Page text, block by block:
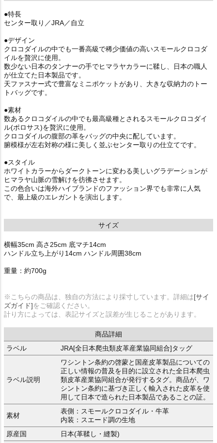
●特長
センター取り／JRA／自立
●デザイン
クロコダイルの中でも一番高級で稀少価値の高いスモールクロコダ
イルを贅沢に使用。
数少ない日本のタンナーの手でヒマラヤカラーに鞣し、日本の職人
が仕立てた日本製品です。
天ファスナー式で豊富なミニポケットがあり、大きな収納力のトー
トバッグです。
●素材
数あるクロコダイルの中でも最高級種とされるスモールクロコダイ
ル(ポロサス)を贅沢に使用。
クロコダイルの腹部の革をバッグの中央に配しています。
腑模様が左右対称の様に美しく並ぶセンター取りの仕立てです。
●スタイル
ホワイトカラーからダークトーンに変わる美しいグラデーションが
ヒマラヤ山脈の雪解けを彷彿させます。
この色合いは海外ハイブランドのファッション界でも非常に人気
で、最上級のエレガントを演出します。
サイズ
横幅35cm 高さ25cm 底マチ14cm
ハンドル立ち上がり14cm ハンドル周囲38cm
重量：約700g
※こちらの商品は、独自の方法により採寸しています。詳細は[サイ
ズガイド]をご確認ください。
計り方によっては、表記サイズと誤差が生じることがあります。
商品詳細
ラベル
JRA[全日本爬虫類皮革産業協同組合]タッグ
ラベル説明
ワシントン条約の啓蒙と国産皮革製品についての
正しい情報の普及を目的に設立された全日本爬虫
類皮革産業協同組合が発行するタグ。商品が、ワ
シントン条約に基づき正しく輸入された皮革を使
用して日本で造られた日本製品であることの証。
素材
表側：スモールクロコダイル・牛革
内装：スエード調の生地
原産国
日本(革鞣し・縫製)